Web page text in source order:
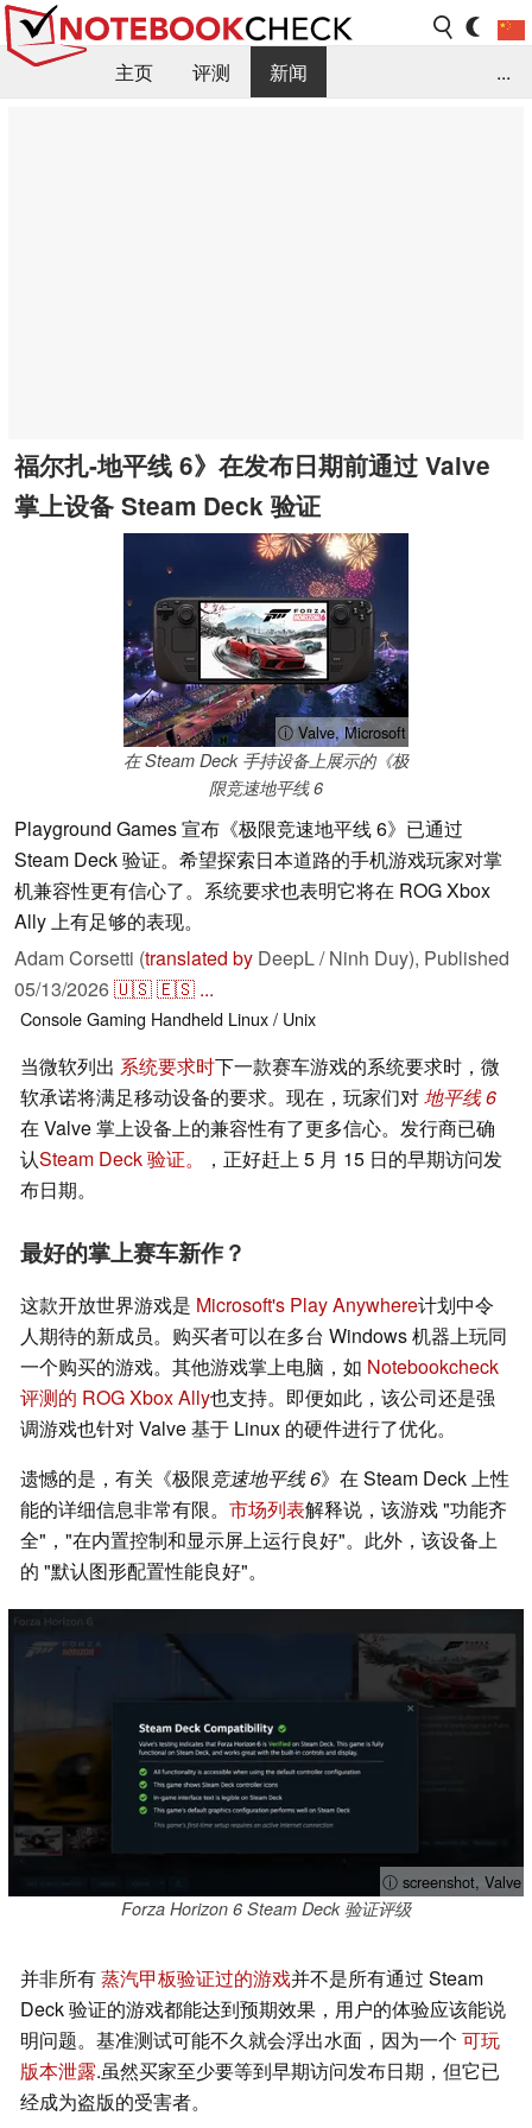
主页 评测
新闻
...
福尔扎-地平线 6》在发布日期前通过 Valve
掌上设备 Steam Deck 验证
ⓘ Valve, Microsoft
在 Steam Deck 手持设备上展示的《极
限竞速地平线 6
Playground Games 宣布《极限竞速地平线 6》已通过
Steam Deck 验证。希望探索日本道路的手机游戏玩家对掌
机兼容性更有信心了。系统要求也表明它将在 ROG Xbox
Ally 上有足够的表现。
Adam Corsetti (translated by DeepL / Ninh Duy), Published
05/13/2026🇺🇸🇪🇸 ...
ConsoleGaming Handheld Linux / Unix
当微软列出 系统要求时下一款赛车游戏的系统要求时，微
软承诺将满足移动设备的要求。现在，玩家们对地平线 6
在 Valve 掌上设备上的兼容性有了更多信心。发行商已确
认Steam Deck 验证。
，正好赶上 5 月 15 日的早期访问发
布日期。
最好的掌上赛车新作？
这款开放世界游戏是 Microsoft's Play Anywhere计划中令
人期待的新成员。购买者可以在多台 Windows 机器上玩同
一个购买的游戏。其他游戏掌上电脑，如 Notebookcheck
评测的 ROG Xbox Ally也支持。即便如此，该公司还是强
调游戏也针对 Valve 基于 Linux 的硬件进行了优化。
遗憾的是，有关《极限竞速地平线 6》在 Steam Deck 上性
能的详细信息非常有限。 市场列表解释说，该游戏 "功能齐
全"，"在内置控制和显示屏上运行良好"。此外，该设备上
的 "默认图形配置性能良好"。
ⓘ screenshot, Valve
Forza Horizon 6 Steam Deck 验证评级
并非所有蒸汽甲板验证过的游戏并不是所有通过 Steam
Deck 验证的游戏都能达到预期效果，用户的体验应该能说
明问题。基准测试可能不久就会浮出水面，因为一个 可玩
版本泄露.虽然买家至少要等到早期访问发布日期，但它已
经成为盗版的受害者。